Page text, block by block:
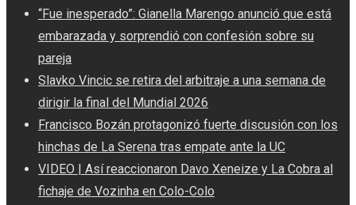
“Fue inesperado”: Gianella Marengo anunció que está
embarazada y sorprendió con confesión sobre su
pareja
Slavko Vincic se retira del arbitraje a una semana de
dirigir la final del Mundial 2026
Francisco Bozán protagonizó fuerte discusión con los
hinchas de La Serena tras empate ante la UC
VIDEO | Así reaccionaron Davo Xeneize y La Cobra al
fichaje de Vozinha en Colo-Colo